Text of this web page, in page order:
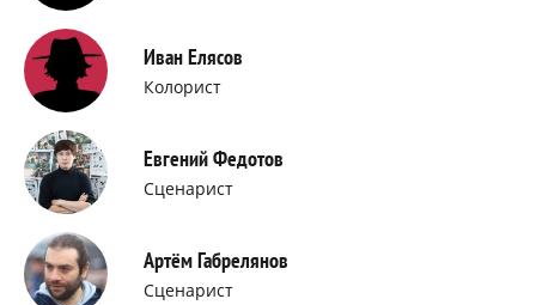
Иван Елясов
Колорист
Евгений Федотов
Сценарист
Артём Габрелянов
Сценарист